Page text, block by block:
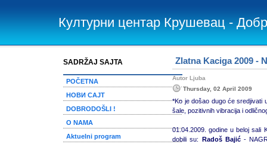
Културни центар Крушевац -
SADRŽAJ SAJTA
POČETNA
НОВИ САЈТ
DOBRODOŠLI !
O NAMA
Aktuelni program
Zlatna Kaciga 2009 -
Autor Ljuba
Thursday, 02 April 2009
*Ko je došao dugo će sredjivati
šale, pozitivnih vibracija i
01.04.2009. godine u beloj sali
dobili su: Radoš Bajić-